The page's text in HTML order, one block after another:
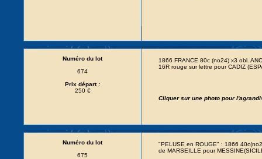
Numéro du lot
674
Prix départ :
250 €
1866 FRANCE 80c (no24) x3 obl.
16R rouge sur lettre pour CADIZ
Cliquer sur une photo pour
Numéro du lot
675
"PELUSE en ROUGE" : 1866
de MARSEILLE pour